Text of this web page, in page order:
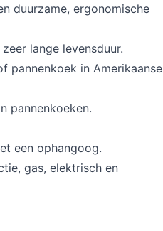
duurzame, ergonomische
lange levensduur.
pannenkoek in Amerikaanse
pannenkoeken.
een ophangoog.
gas, elektrisch en